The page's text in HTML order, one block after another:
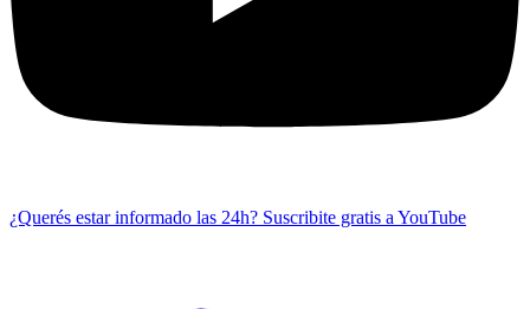
¿Querés estar informado las 24h? Suscribite gratis a YouTube